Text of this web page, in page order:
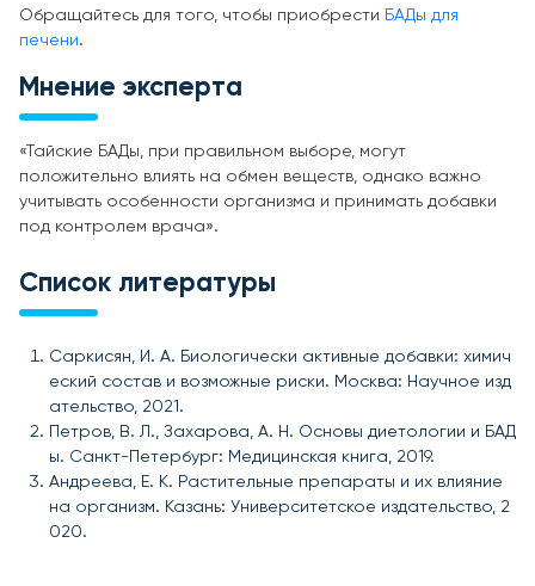
Обращайтесь для того, чтобы приобрести БАДы для
печени.
Мнение эксперта
«Тайские БАДы, при правильном выборе, могут
положительно влиять на обмен веществ, однако важно
учитывать особенности организма и принимать добавки
под контролем врача».
Список литературы
Саркисян, И. А. Биологически активные добавки: химич
еский состав и возможные риски. Москва: Научное изд
ательство, 2021.
Петров, В. Л., Захарова, А. Н. Основы диетологии и БАД
ы. Санкт-Петербург: Медицинская книга, 2019.
Андреева, Е. К. Растительные препараты и их влияние
на организм. Казань: Университетское издательство, 2
020.